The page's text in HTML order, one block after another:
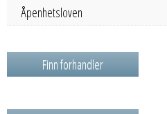
Åpenhetsloven
Finn forhandler